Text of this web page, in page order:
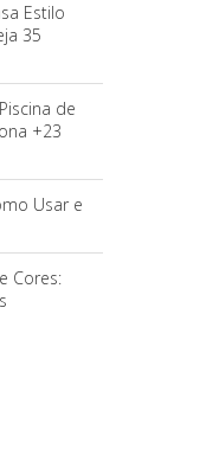
Estilo
35
Piscina de
+23
Usar e
Cores: